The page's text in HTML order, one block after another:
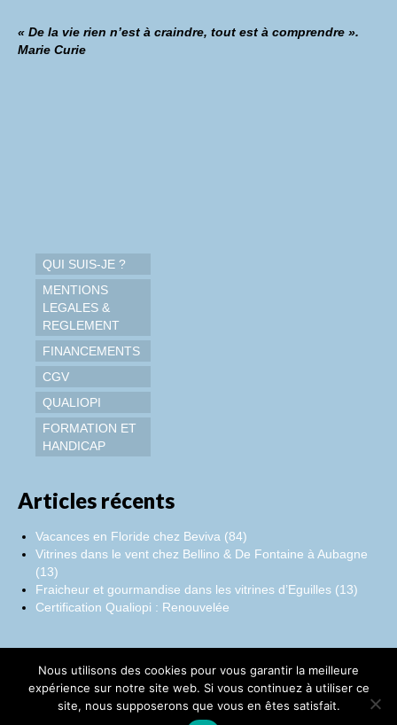
« De la vie rien n’est à craindre, tout est à comprendre ».
Marie Curie
QUI SUIS-JE ?
MENTIONS
LEGALES &
REGLEMENT
FINANCEMENTS
CGV
QUALIOPI
FORMATION ET
HANDICAP
Articles récents
Vacances en Floride chez Beviva (84)
Vitrines dans le vent chez Bellino & De Fontaine à Aubagne
(13)
Fraicheur et gourmandise dans les vitrines d’Eguilles (13)
Certification Qualiopi : Renouvelée
Facebook
Instagram
LinkedIn
Nous utilisons des cookies pour vous garantir la meilleure
expérience sur notre site web. Si vous continuez à utiliser ce
site, nous supposerons que vous en êtes satisfait.